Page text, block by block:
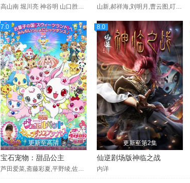
高山南 堀川亮 神谷明 山口胜平 山崎和佳奈 宫村优子 松井菜樱子 林原惠美 岩居由希子 高木涉 折笠爱 绪方贤一 高岛雅罗 百百麻子 石田彰 茶风林 井上和彦 石冢运升 汤屋敦子 千叶一伸 大塚明夫 若本规夫 小川真司 小山武宏 野岛昭生 田原阿尔诺 小山力也 岩田光央 梁田清之 大泽在昌 青山界人 杉山佳寿子 池本小百合 引田有 山新,郝祥海,刘明月,曹云图,叮当,图特哈蒙,杨凝,陈思宇,李璐,邢凯新,李铫,高枫,沈念如,瞳音,李兰陵,林帽帽,叶知秋,张恩泽,闫夜桥,李轻扬,赵小双,艾索,木头
7.0
更新至高清
宝石宠物：甜品公主
芦田爱菜,斋藤彩夏,平野绫,佐佐木望,泽城美雪,丰崎爱生,日高里菜,清水爱,大桥贤一郎,樱井真子,甲斐田幸,木内秀信,斋藤千和,松来未祐,大龟明日香,藤田咲,三宅麻理惠,下和田裕贵,小林由美子,长岛雄一,西村千奈美,松山鹰志,下崎纮史
8.0
更新至第2集
仙逆剧场版神临之战
内详